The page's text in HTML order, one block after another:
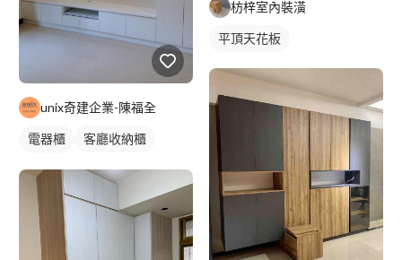
unix奇建企業-陳福全
電器櫃
客廳收納櫃
枋梓室內裝潢
平頂天花板